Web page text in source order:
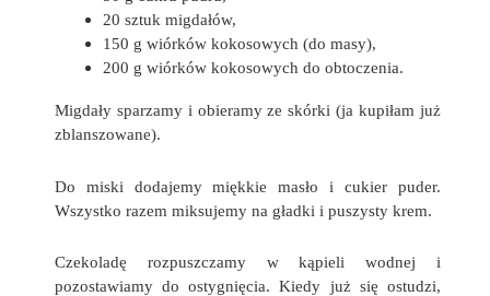
20 sztuk migdałów,
150 g wiórków kokosowych (do masy),
200 g wiórków kokosowych do obtoczenia.
Migdały sparzamy i obieramy ze skórki (ja kupiłam już
zblanszowane).
Do miski dodajemy miękkie masło i cukier puder.
Wszystko razem miksujemy na gładki i puszysty krem.
Czekoladę rozpuszczamy w kąpieli wodnej i
pozostawiamy do ostygnięcia. Kiedy już się ostudzi,